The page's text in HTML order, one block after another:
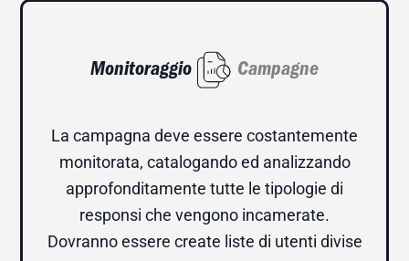
Monitoraggio Campagne
La campagna deve essere costantemente
monitorata, catalogando ed analizzando
approfonditamente tutte le tipologie di
responsi che vengono incamerate.
Dovranno essere create liste di utenti divise